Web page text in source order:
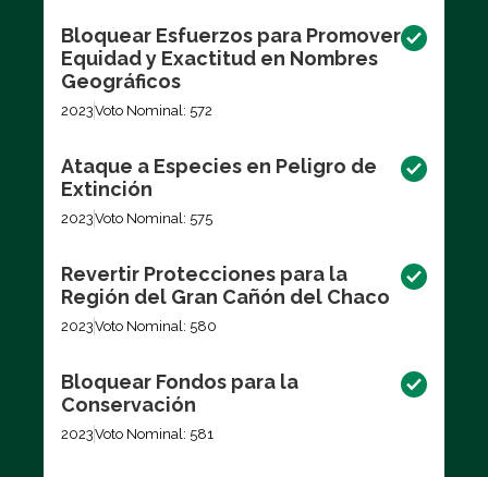
Bloquear Esfuerzos para Promover
Equidad y Exactitud en Nombres
Geográficos
2023Voto Nominal: 572
Ataque a Especies en Peligro de
Extinción
2023Voto Nominal: 575
Revertir Protecciones para la
Región del Gran Cañón del Chaco
2023Voto Nominal: 580
Bloquear Fondos para la
Conservación
2023Voto Nominal: 581